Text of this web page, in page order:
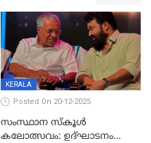
ശബരീ നന്ദനം
KERALA
Posted On 20-12-2025
സംസ്ഥാന സ്കൂൾ
കലോത്സവം: ഉദ്ഘാടനം